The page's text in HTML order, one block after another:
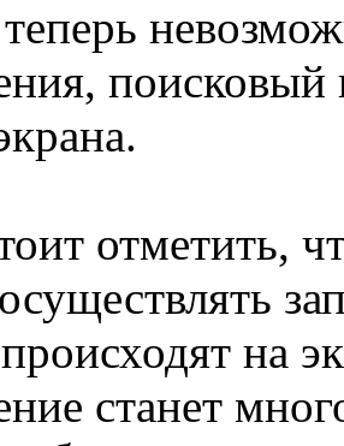
поисковый
отметить,
на
станет